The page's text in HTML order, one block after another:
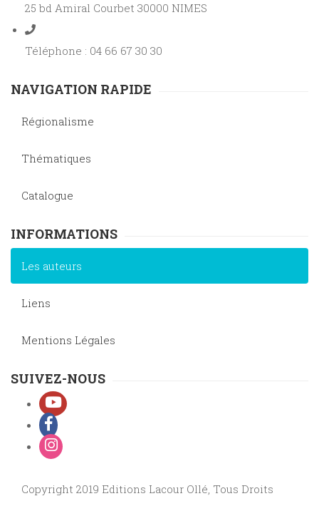
25 bd Amiral Courbet 30000 NIMES
Téléphone : 04 66 67 30 30
NAVIGATION RAPIDE
Régionalisme
Thématiques
Catalogue
INFORMATIONS
Les auteurs
Liens
Mentions Légales
SUIVEZ-NOUS
Copyright 2019 Editions Lacour Ollé, Tous Droits